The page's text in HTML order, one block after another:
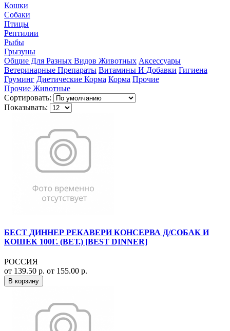
Кошки
Собаки
Птицы
Рептилии
Рыбы
Грызуны
Общие Для Разных Видов Животных Аксессуары
Ветеринарные Препараты Витамины И Добавки Гигиена
Груминг Диетические Корма Корма Прочие
Прочие Животные
Сортировать:
Показывать:
БЕСТ ДИННЕР РЕКАВЕРИ КОНСЕРВА Д/СОБАК И
КОШЕК 100Г. (ВЕТ.) [BEST DINNER]
РОССИЯ
от 139.50 р. от 155.00 р.
В корзину